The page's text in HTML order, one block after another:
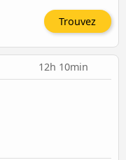
Trouvez
12h 10min